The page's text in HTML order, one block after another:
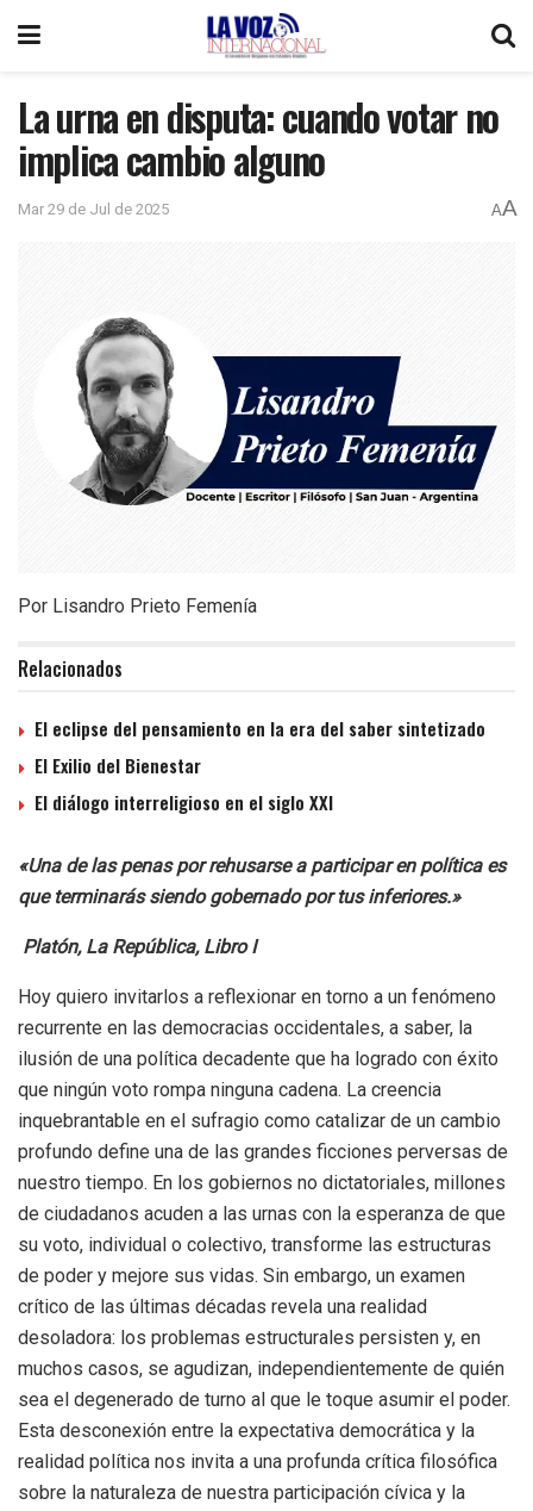
La urna en disputa: cuando votar no
implica cambio alguno
Mar 29 de Jul de 2025 AA
Por Lisandro Prieto Femenía
Relacionados
El eclipse del pensamiento en la era del saber sintetizado
El Exilio del Bienestar
El diálogo interreligioso en el siglo XXI
«Una de las penas por rehusarse a participar en política es
que terminarás siendo gobernado por tus inferiores.»
Platón, La República, Libro I
Hoy quiero invitarlos a reflexionar en torno a un fenómeno
recurrente en las democracias occidentales, a saber, la
ilusión de una política decadente que ha logrado con éxito
que ningún voto rompa ninguna cadena. La creencia
inquebrantable en el sufragio como catalizar de un cambio
profundo define una de las grandes ficciones perversas de
nuestro tiempo. En los gobiernos no dictatoriales, millones
de ciudadanos acuden a las urnas con la esperanza de que
su voto, individual o colectivo, transforme las estructuras
de poder y mejore sus vidas. Sin embargo, un examen
crítico de las últimas décadas revela una realidad
desoladora: los problemas estructurales persisten y, en
muchos casos, se agudizan, independientemente de quién
sea el degenerado de turno al que le toque asumir el poder.
Esta desconexión entre la expectativa democrática y la
realidad política nos invita a una profunda crítica filosófica
sobre la naturaleza de nuestra participación cívica y la